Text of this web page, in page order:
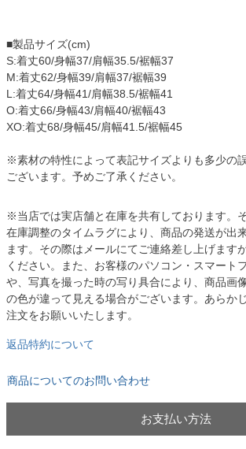
■製品サイズ(cm)
S:着丈60/身幅37/肩幅35.5/裾幅37
M:着丈62/身幅39/肩幅37/裾幅39
L:着丈64/身幅41/肩幅38.5/裾幅41
O:着丈66/身幅43/肩幅40/裾幅43
XO:着丈68/身幅45/肩幅41.5/裾幅45
※素材の特性によって表記サイズよりも多少の
ございます。予めご了承ください。
※当店では実店舗と在庫を共有しております。
在庫調整のタイムラグにより、商品の発送が出
ます。その際はメールにてご連絡差し上げます
ください。また、お客様のパソコン・スマート
や、写真を撮った時の写り具合により、商品画
の色が違って見える場合がございます。あらか
注文をお願いいたします。
返品特約について
商品についてのお問い合わせ
お支払い方法